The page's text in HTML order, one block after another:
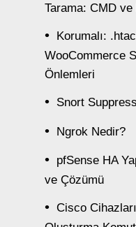
Tarama: CMD ve
Korumalı:
WooCommerce
Önlemleri
Snort
Ngrok Nedir?
pfSense HA
ve Çözümü
Cisco